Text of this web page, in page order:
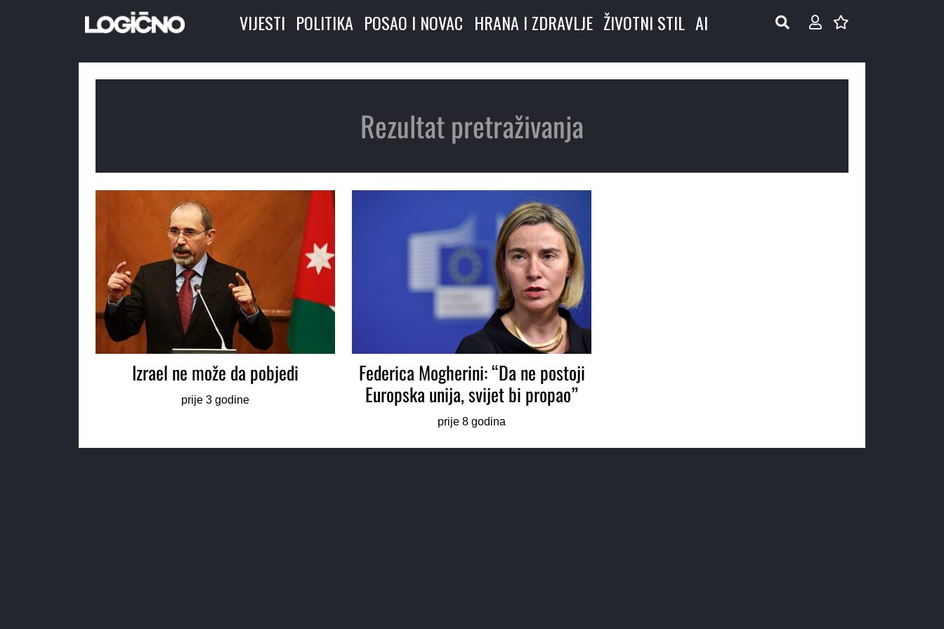
VIJESTI POLITIKA POSAO I NOVAC HRANA I ZDRAVLJE ŽIVOTNI STIL AI
Rezultat pretraživanja
Izrael ne može da pobjedi
prije 3 godine
Federica Mogherini: “Da ne postoji
Europska unija, svijet bi propao”
prije 8 godina